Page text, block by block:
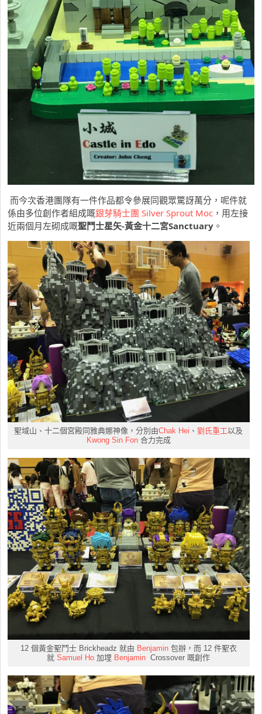
而今次香港團隊有一件作品都令參展同觀眾驚訝萬分，呢件就
係由多位創作者組成嘅銀芽騎士團 Silver Sprout Moc ，用左接
近兩個月左砌成嘅聖鬥士星矢-黃金十二宮Sanctuary 。
聖域山、十二個宮殿同雅典娜神像，分別由Chak Hei 、劉氏重工以及
Kwong Sin Fon合力完成
12 個黃金聖鬥士 Brickheadz 就由 Benjamin包辦，而 12 件聖衣
就Samuel Ho 加埋 Benjamin Crossover 嘅創作